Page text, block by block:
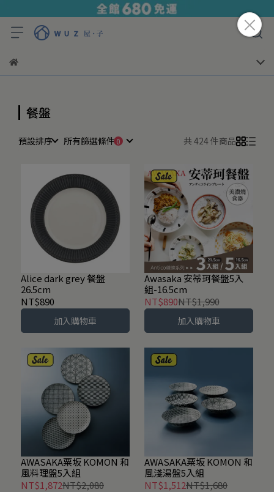
餐盤
預設排序 所有篩選條件 共 424 件商品
Alice dark grey 餐盤
26.5cm
NT$890
加入購物車
Awasaka 安蒂珂餐盤5入
組-16.5cm
NT$890NT$1,990
加入購物車
AWASAKA粟坂 KOMON 和
風料理盤5入組
NT$1,872NT$2,080
AWASAKA粟坂 KOMON 和
風淺湯盤5入組
NT$1,512NT$1,680